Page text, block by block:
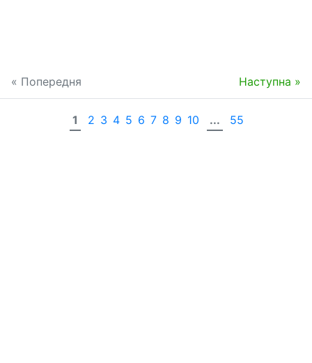
« Попередня Наступна »
1 2 3 4 5 6 7 8 9 10 ... 55